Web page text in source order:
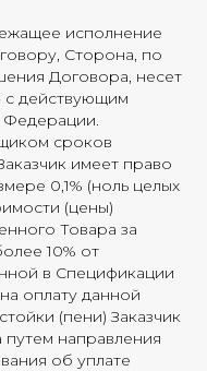
исполнение
Сторона, по
Договора, несет
с действующим
Федерации.
сроков
имеет право
0,1% (ноль целых
(цены)
Товара за
10% от
в Спецификации
оплату данной
(пени) Заказчик
путем направления
об уплате